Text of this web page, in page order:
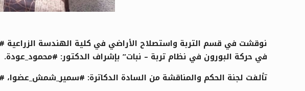
نوقشت في قسم التربة واستصلاح الأراضي في كلية الهندسة الزراعية
في حركة البورون في نظام تربة – نبات” بإشراف الدكتور: #محمود_عودة.
تألفت لجنة الحكم والمناقشة من السادة الدكاترة: #سمير_شمش_عضوا،